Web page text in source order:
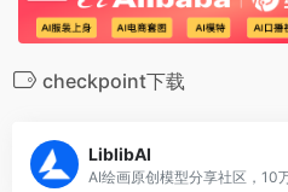
checkpoint下载
LiblibAI